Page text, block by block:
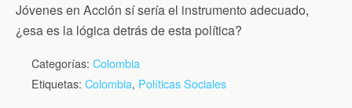
Jóvenes en Acción sí sería el instrumento adecuado,
¿esa es la lógica detrás de esta política?
Categorías: Colombia
Etiquetas: Colombia, Políticas Sociales